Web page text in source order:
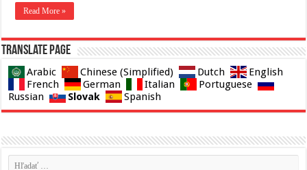
Read More »
Translate page
Arabic Chinese (Simplified) Dutch
English
French
German Italian
Portuguese
Russian
Slovak Spanish